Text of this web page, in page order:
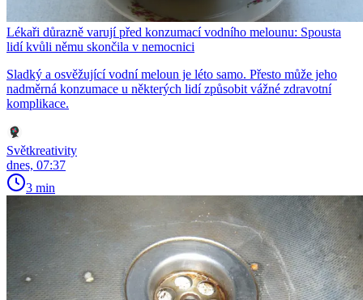
Lékaři důrazně varují před konzumací vodního melounu: Spousta
lidí kvůli němu skončila v nemocnici
Sladký a osvěžující vodní meloun je léto samo. Přesto může jeho
nadměrná konzumace u některých lidí způsobit vážné zdravotní
komplikace.
Světkreativity
dnes, 07:37
3 min